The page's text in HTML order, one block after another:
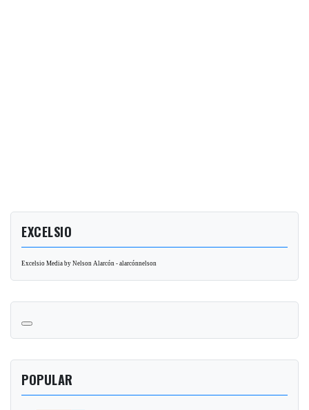
EXCELSIO
Excelsio Media by Nelson Alarcón - alarcónnelson
POPULAR